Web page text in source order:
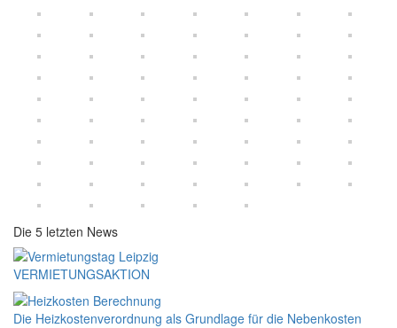
Die 5 letzten News
VERMIETUNGSAKTION
Die Heizkostenverordnung als Grundlage für die Nebenkosten